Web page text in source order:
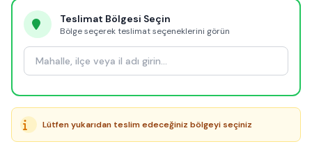
Teslimat Bölgesi Seçin
Bölge seçerek teslimat seçeneklerini görün
Lütfen yukarıdan teslim edeceğiniz bölgeyi seçiniz